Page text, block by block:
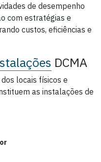
de desempenho
com estratégias e
custos, eficiências e
DCMA
locais físicos e
as instalações de